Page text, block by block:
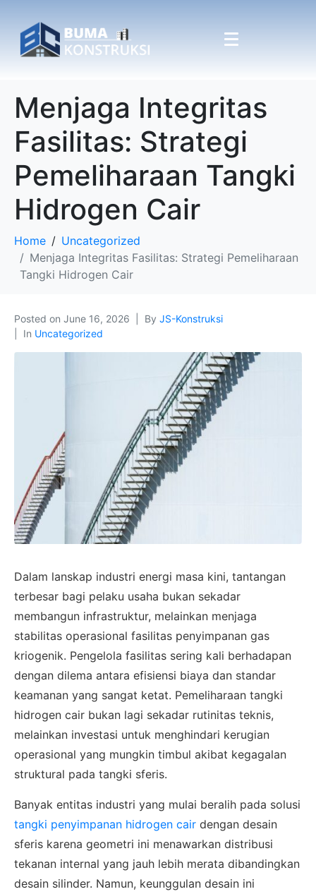
Menjaga Integritas
Fasilitas: Strategi
Pemeliharaan Tangki
Hidrogen Cair
Home
Uncategorized
Menjaga Integritas Fasilitas: Strategi Pemeliharaan
Tangki Hidrogen Cair
Posted on June 16, 2026 By JS-Konstruksi
In Uncategorized
Dalam lanskap industri energi masa kini, tantangan
terbesar bagi pelaku usaha bukan sekadar
membangun infrastruktur, melainkan menjaga
stabilitas operasional fasilitas penyimpanan gas
kriogenik. Pengelola fasilitas sering kali berhadapan
dengan dilema antara efisiensi biaya dan standar
keamanan yang sangat ketat. Pemeliharaan tangki
hidrogen cair bukan lagi sekadar rutinitas teknis,
melainkan investasi untuk menghindari kerugian
operasional yang mungkin timbul akibat kegagalan
struktural pada tangki sferis.
Banyak entitas industri yang mulai beralih pada solusi
tangki penyimpanan hidrogen cair dengan desain
sferis karena geometri ini menawarkan distribusi
tekanan internal yang jauh lebih merata dibandingkan
desain silinder. Namun, keunggulan desain ini